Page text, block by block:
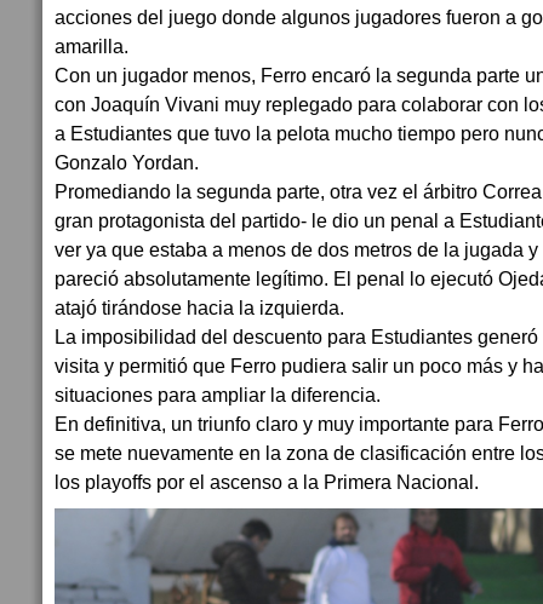
acciones del juego donde algunos jugadores fueron a
amarilla.
Con un jugador menos, Ferro encaró la segunda parte
con Joaquín Vivani muy replegado para colaborar con
a Estudiantes que tuvo la pelota mucho tiempo pero
Gonzalo Yordan.
Promediando la segunda parte, otra vez el árbitro
gran protagonista del partido- le dio un penal a
ver ya que estaba a menos de dos metros de la jugada
pareció absolutamente legítimo. El penal lo ejecutó
atajó tirándose hacia la izquierda.
La imposibilidad del descuento para Estudiantes
visita y permitió que Ferro pudiera salir un poco más y
situaciones para ampliar la diferencia.
En definitiva, un triunfo claro y muy importante para
se mete nuevamente en la zona de clasificación entre
los playoffs por el ascenso a la Primera Nacional.